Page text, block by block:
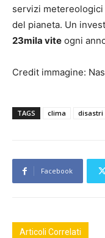
servizi
del pianeta. Un
23mila vite ogni
Credit immagine:
TAGS clima disastri
Facebook
Articoli Correlati